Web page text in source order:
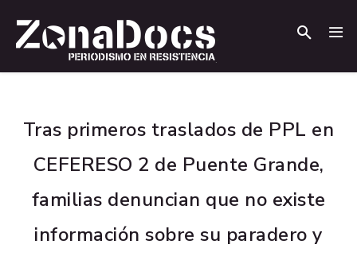
Tras primeros traslados de PPL en
CEFERESO 2 de Puente Grande,
familias denuncian que no existe
información sobre su paradero y